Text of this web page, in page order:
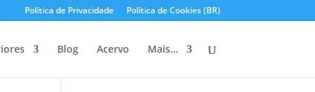
Política de Privacidade Política de Cookies (BR)
Blog Acervo Mais…